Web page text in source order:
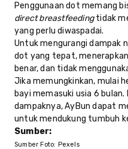
Penggunaan dot memang
direct breastfeedingtidak
yang perlu diwaspadai.
Untuk mengurangi dampak
dot yang tepat,
benar, dan tidak
Jika memungkinkan, mulai
bayi memasuki usia 6
dampaknya, AyBun dapat
untuk mendukung tumbuh
Sumber:
Sumber Foto: Pexels